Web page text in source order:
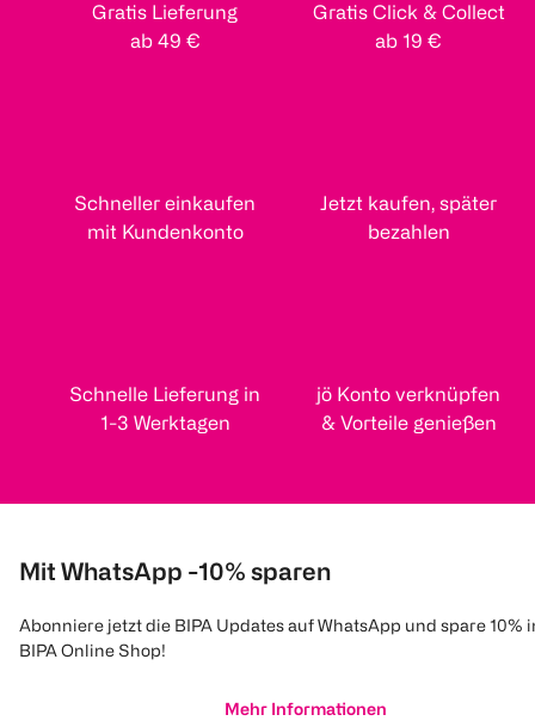
Gratis Lieferung
ab 49 €
Gratis Click & Collect
ab 19 €
Schneller einkaufen
mit Kundenkonto
Jetzt kaufen, später
bezahlen
Schnelle Lieferung in
1-3 Werktagen
jö Konto verknüpfen
& Vorteile genießen
Mit WhatsApp -10% sparen
Abonniere jetzt die BIPA Updates auf WhatsApp und spare 10%
BIPA Online Shop!
Mehr Informationen